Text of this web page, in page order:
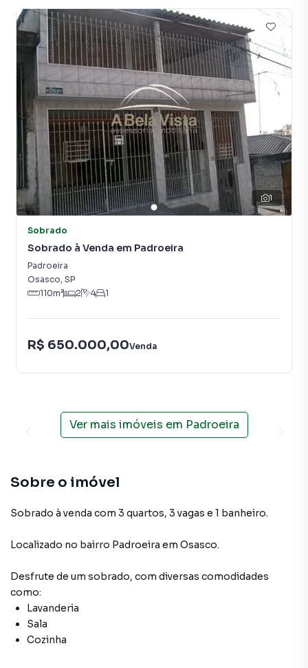
1
Sobrado
Sobrado à Venda em Padroeira
Padroeira
Osasco, SP
110m² 2 4 1
R$ 650.000,00Venda
Ver mais imóveis em Padroeira
Sobre o imóvel
Sobrado à venda com 3 quartos, 3 vagas e 1 banheiro.
Localizado no bairro Padroeira em Osasco.
Desfrute de um sobrado, com diversas comodidades
como:
Lavanderia
Sala
Cozinha